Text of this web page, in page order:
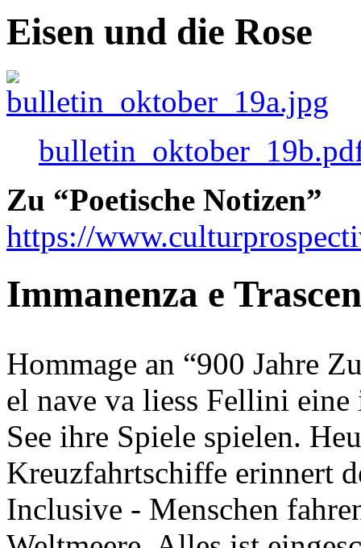
Eisen und die Rose
Zu “Poetische Notizen”
https://
Immanenza e
Hommage an “900 Jahre
el nave va liess Fellini
See ihre Spiele spielen.
Kreuzfahrtschiffe erinnert
Inclusive - Menschen